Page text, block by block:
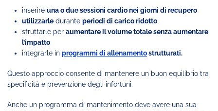
inserire una o due sessioni cardio nei giorni di recupero
utilizzarle durante periodi di carico ridotto
sfruttarle per aumentare il volume totale senza aumentare
l’impatto
integrarle in programmi di allenamentostrutturati.
Questo approccio consente di mantenere un buon equilibrio tra
specificità e prevenzione degli infortuni.
Anche un programma di mantenimento deve avere una sua